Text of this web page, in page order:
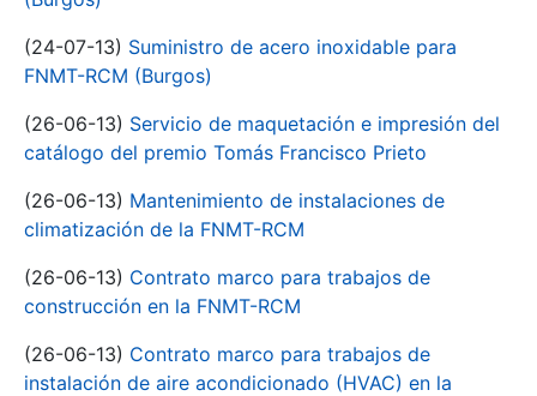
(24-07-13) Suministro de acero inoxidable para
FNMT-RCM (Burgos)
(26-06-13) Servicio de maquetación e impresión del
catálogo del premio Tomás Francisco Prieto
(26-06-13) Mantenimiento de instalaciones de
climatización de la FNMT-RCM
(26-06-13) Contrato marco para trabajos de
construcción en la FNMT-RCM
(26-06-13) Contrato marco para trabajos de
instalación de aire acondicionado (HVAC) en la